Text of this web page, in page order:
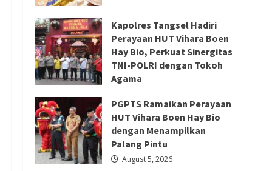
Kapolres Tangsel Hadiri
Perayaan HUT Vihara Boen
Hay Bio, Perkuat Sinergitas
TNI-POLRI dengan Tokoh
Agama
PGPTS Ramaikan Perayaan
HUT Vihara Boen Hay Bio
dengan Menampilkan
Palang Pintu
August 5, 2026